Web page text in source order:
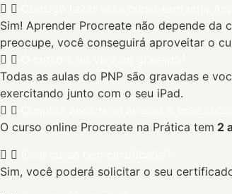
Sim! Aprender Procreate não depende da
preocupe, você conseguirá aproveitar o
Todas as aulas do PNP são gravadas e
exercitando junto com o seu iPad.
O curso online Procreate na Prática tem 2
Sim, você poderá solicitar o seu